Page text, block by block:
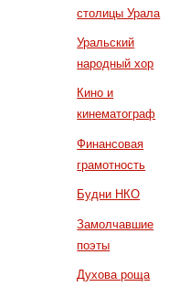
столицы Урала
Уральский
народный хор
Кино и
кинематограф
Финансовая
грамотность
Будни НКО
Замолчавшие
поэты
Духова роща